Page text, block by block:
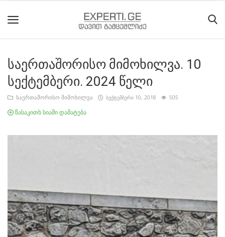
მთავარი
მიმდინარე
მოვლენები
შესახებ
ისტორია
სტატიები
საერთაშორისო მიმოხილვა. 10
სექტემბერი. 2024 წელი
საერთაშორისო მიმოხილვა სექტემბერი 10, 2018 505
წასაკითხ სიაში დამატება